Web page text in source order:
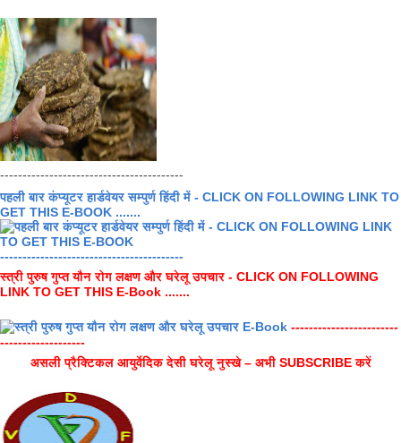
-----------------------------------------
पहली बार कंप्यूटर हार्डवेयर सम्पुर्ण हिंदी में - CLICK ON FOLLOWING LINK TO
GET THIS E-BOOK .......
-----------------------------------------
स्त्री पुरुष गुप्त यौन रोग लक्षण और घरेलू उपचार - CLICK ON FOLLOWING
LINK TO GET THIS E-Book .......
------------------------
-------------------
असली प्रैक्टिकल आयुर्वेदिक देसी घरेलू नुस्खे – अभी SUBSCRIBE करें